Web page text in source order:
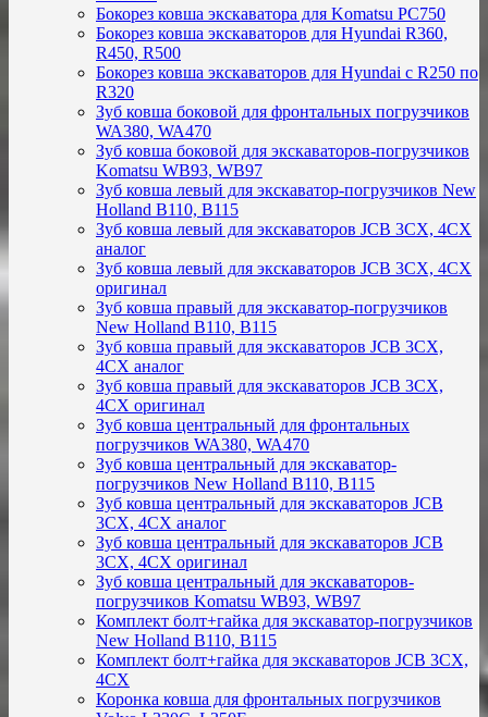
Бокорез ковша экскаватора для Komatsu PC750
Бокорез ковша экскаваторов для Hyundai R360,
R450, R500
Бокорез ковша экскаваторов для Hyundai с R250 по
R320
Зуб ковша боковой для фронтальных погрузчиков
WA380, WA470
Зуб ковша боковой для экскаваторов-погрузчиков
Komatsu WB93, WB97
Зуб ковша левый для экскаватор-погрузчиков New
Holland B110, B115
Зуб ковша левый для экскаваторов JCB 3CX, 4CX
аналог
Зуб ковша левый для экскаваторов JCB 3CX, 4CX
оригинал
Зуб ковша правый для экскаватор-погрузчиков
New Holland B110, B115
Зуб ковша правый для экскаваторов JCB 3CX,
4CX аналог
Зуб ковша правый для экскаваторов JCB 3CX,
4CX оригинал
Зуб ковша центральный для фронтальных
погрузчиков WA380, WA470
Зуб ковша центральный для экскаватор-
погрузчиков New Holland B110, B115
Зуб ковша центральный для экскаваторов JCB
3CX, 4CX аналог
Зуб ковша центральный для экскаваторов JCB
3CX, 4CX оригинал
Зуб ковша центральный для экскаваторов-
погрузчиков Komatsu WB93, WB97
Комплект болт+гайка для экскаватор-погрузчиков
New Holland B110, B115
Комплект болт+гайка для экскаваторов JCB 3CX,
4CX
Коронка ковша для фронтальных погрузчиков